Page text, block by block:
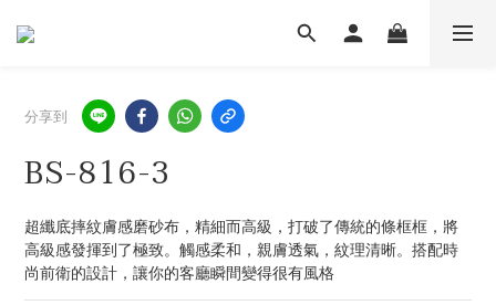
分享到
BS-816-3
超纖底摔紋膚感磨砂布，精細而高級，打破了傳統的條框框，將
高級感發揮到了極致。觸感柔和，親膚透氣，紋理清晰。搭配時
尚前衛的設計，讓你的客廳瞬間變得很有風格